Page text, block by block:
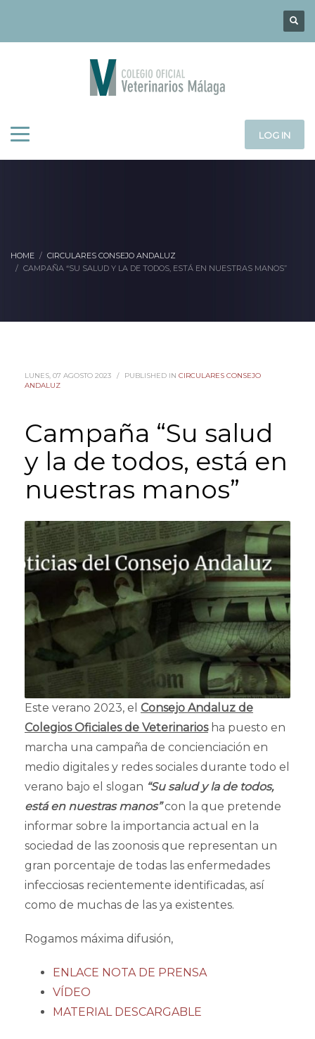
LOG IN
HOME
CIRCULARES CONSEJO ANDALUZ
CAMPAÑA “SU SALUD Y LA DE TODOS, ESTÁ EN NUESTRAS MANOS”
LUNES, 07 AGOSTO 2023 / PUBLISHED IN CIRCULARES CONSEJO
ANDALUZ
Campaña “Su salud
y la de todos, está en
nuestras manos”
Este verano 2023, el Consejo Andaluz de
Colegios Oficiales de Veterinariosha puesto en
marcha una campaña de concienciación en
medio digitales y redes sociales durante todo el
verano bajo el slogan “Su salud y la de todos,
está en nuestras manos”con la que pretende
informar sobre la importancia actual en la
sociedad de las zoonosis que representan un
gran porcentaje de todas las enfermedades
infecciosas recientemente identificadas, así
como de muchas de las ya existentes.
Rogamos máxima difusión,
ENLACE NOTA DE PRENSA
VÍDEO
MATERIAL DESCARGABLE